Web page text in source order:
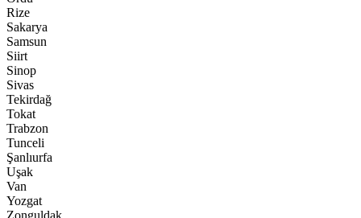
Rize
Sakarya
Samsun
Siirt
Sinop
Sivas
Tekirdağ
Tokat
Trabzon
Tunceli
Şanlıurfa
Uşak
Van
Yozgat
Zonguldak